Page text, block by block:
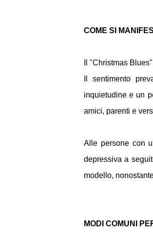
COME SI
Il "Christmas
Il sentimento
inquietudine e un
amici, parenti e
Alle persone con
depressiva a
modello,
MODI COMUNI